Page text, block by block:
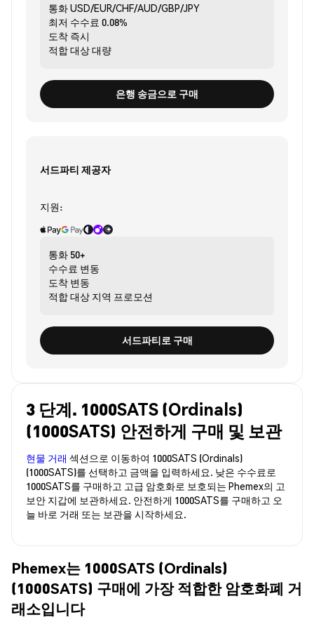
통화USD/EUR/CHF/AUD/GBP/JPY
최저 수수료 0.08%
도착 즉시
적합 대상대량
은행 송금으로 구매
서드파티 제공자
지원:
통화 50+
수수료 변동
도착 변동
적합 대상 지역 프로모션
서드파티로 구매
3 단계. 1000SATS (Ordinals)
(1000SATS) 안전하게 구매 및 보관
현물 거래 섹션으로 이동하여 1000SATS (Ordinals)
(1000SATS)를 선택하고 금액을 입력하세요. 낮은 수수료로
1000SATS를 구매하고 고급 암호화로 보호되는 Phemex의 고
보안 지갑에 보관하세요. 안전하게 1000SATS를 구매하고 오
늘 바로 거래 또는 보관을 시작하세요.
Phemex는 1000SATS (Ordinals)
(1000SATS) 구매에 가장 적합한 암호화폐 거
래소입니다